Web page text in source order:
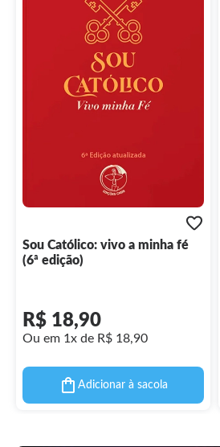
Sou Católico: vivo a minha fé
(6ª edição)
R$ 18,90
Ou em 1x de R$ 18,90
Adicionar à sacola